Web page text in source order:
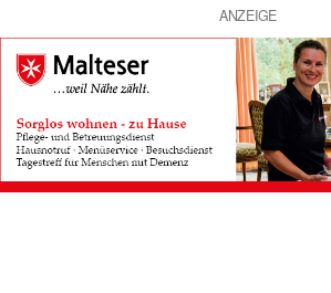
Vereinsforum
Eßlinger
Zeitung
ANZEIGE